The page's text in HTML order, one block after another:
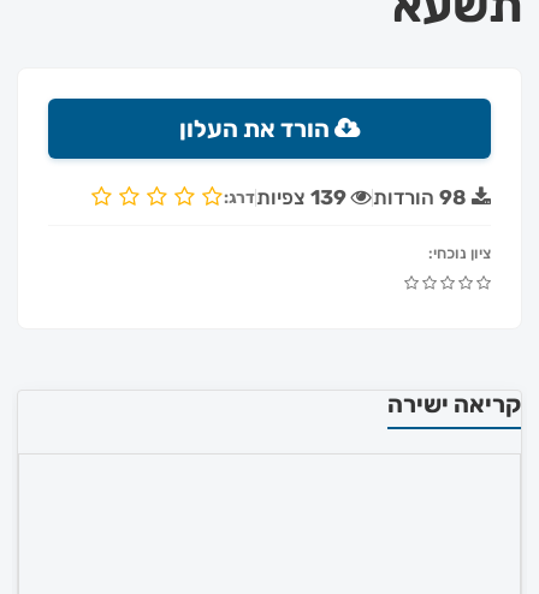
הורד את העלון
98 הורדות 139 צפיותדרג:
ציון נוכחי:
קריאה ישירה